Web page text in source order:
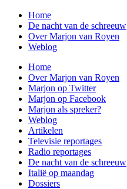
Home
De nacht van de schreeuw
Over Marjon van Royen
Weblog
Home
Over Marjon van Royen
Marjon op Twitter
Marjon op Facebook
Marjon als spreker?
Weblog
Artikelen
Televisie reportages
Radio reportages
De nacht van de schreeuw
Italië op maandag
Dossiers